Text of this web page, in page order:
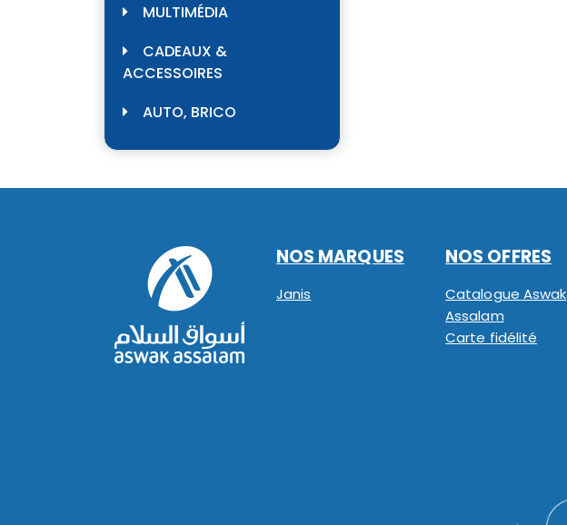
MULTIMÉDIA
CADEAUX &
ACCESSOIRES
AUTO, BRICO
NOS MARQUES
Janis
NOS OFFRES
Catalogue Aswak
Assalam
Carte fidélité